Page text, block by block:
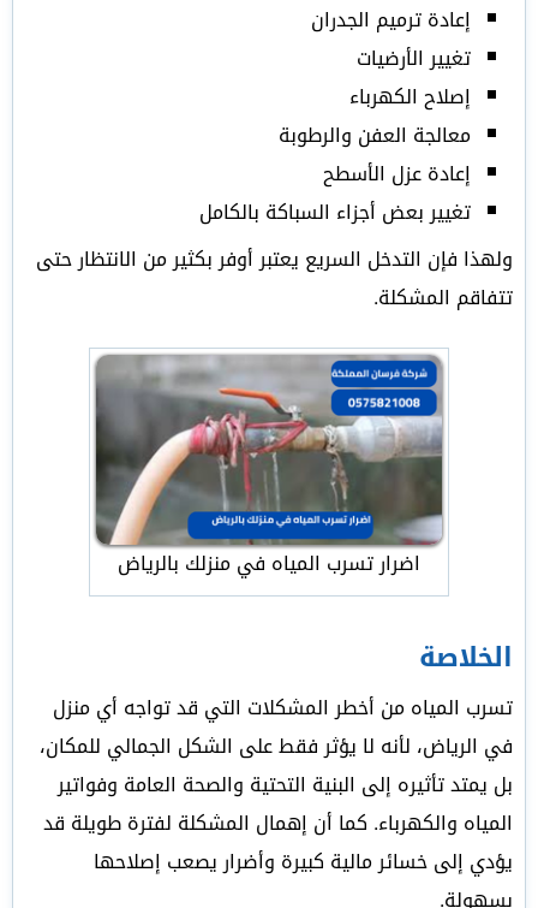
إعادة ترميم الجدران
تغيير الأرضيات
إصلاح الكهرباء
معالجة العفن والرطوبة
إعادة عزل الأسطح
تغيير بعض أجزاء السباكة بالكامل
ولهذا فإن التدخل السريع يعتبر أوفر بكثير من الانتظار حتى
تتفاقم المشكلة.
اضرار تسرب المياه في منزلك بالرياض
الخلاصة
تسرب المياه من أخطر المشكلات التي قد تواجه أي منزل
في الرياض، لأنه لا يؤثر فقط على الشكل الجمالي للمكان،
بل يمتد تأثيره إلى البنية التحتية والصحة العامة وفواتير
المياه والكهرباء. كما أن إهمال المشكلة لفترة طويلة قد
يؤدي إلى خسائر مالية كبيرة وأضرار يصعب إصلاحها
بسهولة.